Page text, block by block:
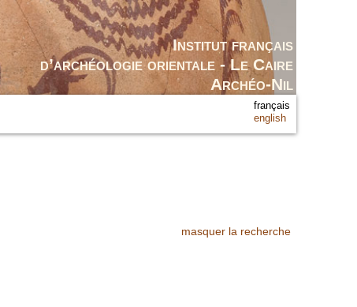
Institut français
d’archéologie orientale - Le Caire
Archéo-Nil
français
english
masquer la recherche